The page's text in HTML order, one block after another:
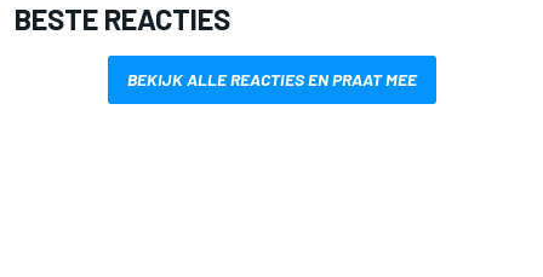
BESTE REACTIES
BEKIJK ALLE REACTIES EN PRAAT MEE